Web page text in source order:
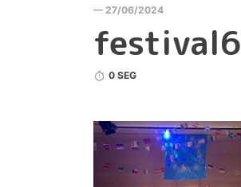
— 27/06/2024
festival6
0 SEG